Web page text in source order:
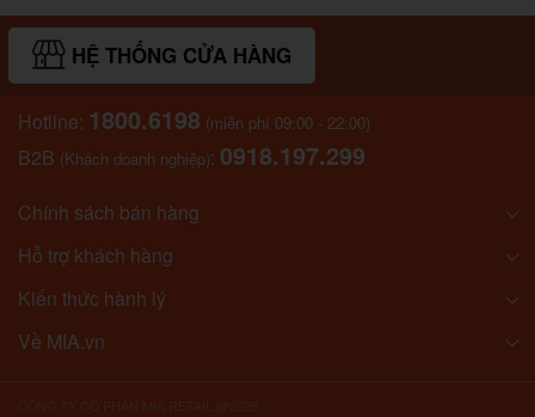
HỆ THỐNG CỬA HÀNG
Hotline: 1800.6198 (miễn phí 09:00 - 22:00)
B2B (Khách doanh nghiệp): 0918.197.299
Chính sách bán hàng
Hỗ trợ khách hàng
Kiến thức hành lý
Về MIA.vn